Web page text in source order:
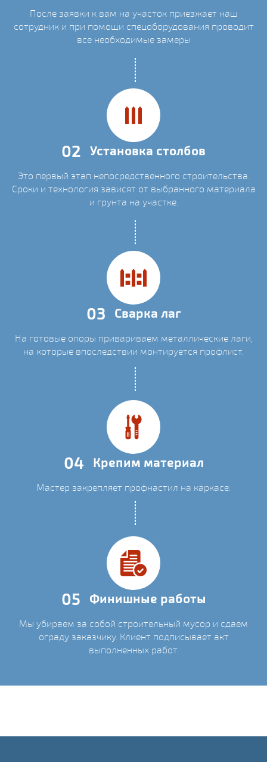
После заявки к вам на участок приезжает наш
сотрудник и при помощи спецоборудования проводит
все необходимые замеры
02 Установка столбов
Это первый этап непосредственного строительства.
Сроки и технология зависят от выбранного материала
и грунта на участке.
03 Сварка лаг
На готовые опоры привариваем металлические лаги,
на которые впоследствии монтируется профлист.
04 Крепим материал
Мастер закрепляет профнастил на каркасе.
05 Финишные работы
Мы убираем за собой строительный мусор и сдаем
ограду заказчику. Клиент подписывает акт
выполненных работ.